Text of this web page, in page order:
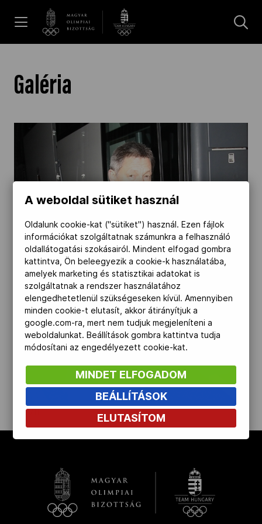
Dakar 2026
Los Angeles 2028
MOB
Kettőskarrier-program
NOB
Társszervezetek
OVEP
Galéria
kinyit
A weboldal sütiket használ
Oldalunk cookie-kat ("sütiket") használ. Ezen fájlok
információkat szolgáltatnak számunkra a felhasználó
oldallátogatási szokásairól. Mindent elfogad gombra
kattintva, Ön beleegyezik a cookie-k használatába,
amelyek marketing és statisztikai adatokat is
szolgáltatnak a rendszer használatához
elengedhetetlenül szükségeseken kívül. Amennyiben
minden cookie-t elutasít, akkor átirányítjuk a
google.com-ra, mert nem tudjuk megjeleníteni a
weboldalunkat. Beállítások gombra kattintva tudja
módosítani az engedélyezett cookie-kat.
MINDET ELFOGADOM
BEÁLLÍTÁSOK
ELUTASÍTOM